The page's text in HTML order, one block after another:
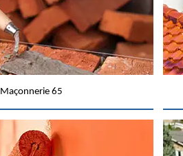
Maçonnerie 65